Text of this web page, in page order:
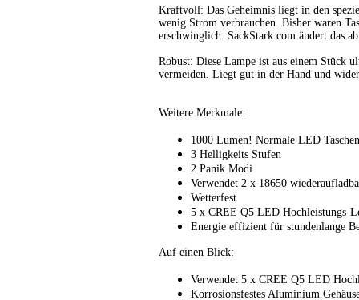
Kraftvoll: Das Geheimnis liegt in den
wenig Strom verbrauchen. Bisher waren
erschwinglich. SackStark.com ändert das
Robust: Diese Lampe ist aus einem Stück
vermeiden. Liegt gut in der Hand und
Weitere Merkmale:
1000 Lumen! Normale LED
3 Helligkeits Stufen
2 Panik Modi
Verwendet 2 x 18650
Wetterfest
5 x CREE Q5 LED Hochleistungs-
Energie effizient für stundenlange
Auf einen Blick:
Verwendet 5 x CREE Q5 LED
Korrosionsfestes Aluminium